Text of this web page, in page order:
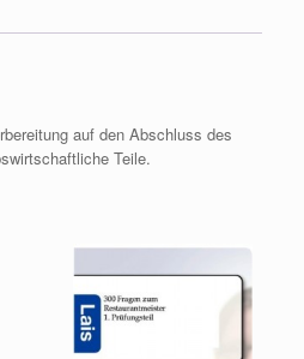
auf den Abschluss des
Teile.